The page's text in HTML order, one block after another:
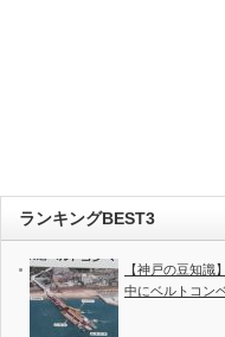
ランキングBEST3
【神戸の豆知識
中にベルトコン